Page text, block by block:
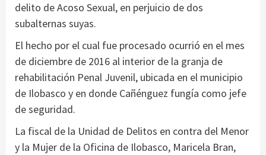
delito de Acoso Sexual, en perjuicio de dos
subalternas suyas.
El hecho por el cual fue procesado ocurrió en el mes
de diciembre de 2016 al interior de la granja de
rehabilitación Penal Juvenil, ubicada en el municipio
de Ilobasco y en donde Cañénguez fungía como jefe
de seguridad.
La fiscal de la Unidad de Delitos en contra del Menor
y la Mujer de la Oficina de Ilobasco, Maricela Bran,